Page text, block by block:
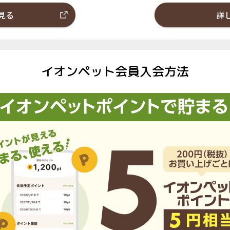
る 詳
イオンペット会員入会方法